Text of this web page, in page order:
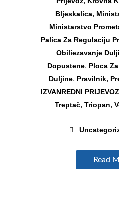
Bljeskalica,
Ministarstvo
Palica Za Regulaciju
Obiliezavanje
Dopustene, Ploca
Duljine, Pravilnik,
IZVANREDNI PRIJEVOZ
Treptač, Triopan,
Read